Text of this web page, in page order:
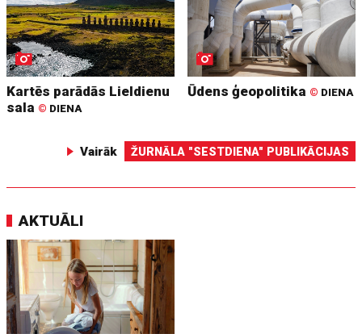
Kartēs parādās Lieldienu
sala © DIENA
Ūdens ģeopolitika © DIENA
Vairāk ŽURNĀLA "SESTDIENA" PUBLIKĀCIJAS
AKTUĀLI